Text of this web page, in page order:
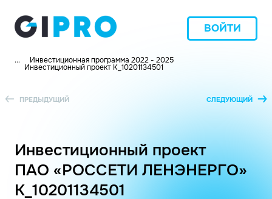
ВОЙТИ
... Инвестиционная программа 2022 - 2025
Инвестиционный проект K_10201134501
ПРЕДЫДУЩИЙ СЛЕДУЮЩИЙ
Инвестиционный проект
ПАО «РОССЕТИ ЛЕНЭНЕРГО»
K_10201134501